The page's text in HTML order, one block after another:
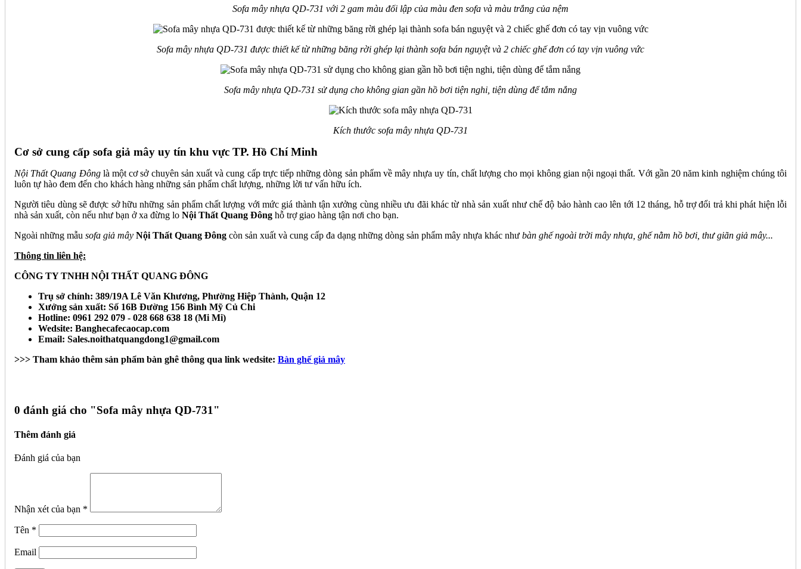
Sofa mây nhựa QD-731 với 2 gam màu đối lập của màu đen sofa và màu trắng của nệm
Sofa mây nhựa QD-731 được thiết kế từ những băng rời ghép lại thành sofa bán nguyệt và 2 chiếc ghế đơn có tay vịn vuông vức
Sofa mây nhựa QD-731 sử dụng cho không gian gần hồ bơi tiện nghi, tiện dùng để tắm nắng
Kích thước sofa mây nhựa QD-731
Cơ sở cung cấp sofa giả mây uy tín khu vực TP. Hồ Chí Minh
Nội Thất Quang Đônglà một cơ sở chuyên sản xuất và cung cấp trực tiếp những dòng sản phẩm về mây nhựa uy tín, chất lượng cho mọi không gian nội ngoại thất. Với gần 20 năm kinh nghiệm chúng tôi
luôn tự hào đem đến cho khách hàng những sản phẩm chất lượng, những lời tư vấn hữu ích.
Người tiêu dùng sẽ được sở hữu những sản phẩm chất lượng với mức giá thành tận xưởng cùng nhiều ưu đãi khác từ nhà sản xuất như chế độ bảo hành cao lên tới 12 tháng, hỗ trợ đổi trả khi phát hiện lỗi
nhà sản xuất, còn nếu như bạn ở xa đừng lo Nội Thất Quang Đông hỗ trợ giao hàng tận nơi cho bạn.
Ngoài những mẫu sofa giả mây Nội Thất Quang Đông còn sản xuất và cung cấp đa dạng những dòng sản phẩm mây nhựa khác như bàn ghế ngoài trời mây nhựa, ghế nằm hồ bơi, thư giãn giả mây...
Thông tin liên hệ:
CÔNG TY TNHH NỘI THẤT QUANG ĐÔNG
Trụ sở chính: 389/19A Lê Văn Khương, Phường Hiệp Thành, Quận 12
Xưởng sản xuất: Số 16B Đường 156 Bình Mỹ Củ Chi
Hotline: 0961 292 079 - 028 668 638 18 (Mi Mi)
Wedsite: Banghecafecaocap.com
Email: Sales.noithatquangdong1@gmail.com
>>> Tham khảo thêm sản phẩm bàn ghê thông qua link wedsite: Bàn ghế giả mây
0 đánh giá cho "Sofa mây nhựa QD-731"
Thêm đánh giá
Đánh giá của bạn
Nhận xét của bạn *
Tên *
Email